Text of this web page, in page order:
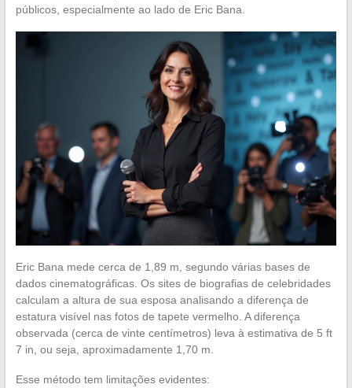
públicos, especialmente ao lado de Eric Bana.
Eric Bana mede cerca de 1,89 m, segundo várias bases de
dados cinematográficas. Os sites de biografias de celebridades
calculam a altura de sua esposa analisando a diferença de
estatura visível nas fotos de tapete vermelho. A diferença
observada (cerca de vinte centímetros) leva à estimativa de 5 ft
7 in, ou seja, aproximadamente 1,70 m.
Esse método tem limitações evidentes: